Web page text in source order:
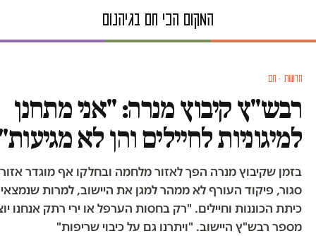
חדשות · חם
רבש"ץ קיבוץ מנרה: "אני מתחנן
למיגוניות לחיילים והן לא
בזמן שקיבוץ מנרה הפך לאזור מלחמה ובחלקו אף מוגדר
סגור, פיקוד העורף לא ממהר למגן את היישוב, למרות
כיתת הכוננות וחיילים. "רק בחסות הערפל או ירי רתק אנחנו
מספר רבש"ץ היישוב. "ויתרנו גם על כיבוי שריפות"